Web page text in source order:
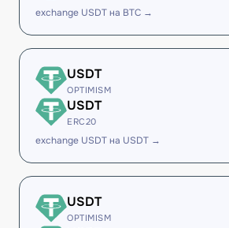
exchange USDT на BTC →
USDT
OPTIMISM
USDT
ERC20
exchange USDT на USDT →
USDT
OPTIMISM